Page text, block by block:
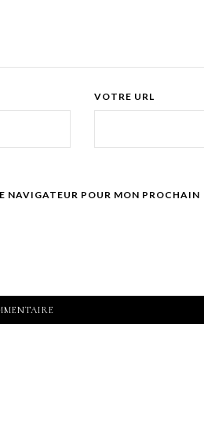
VOTRE URL
NAVIGATEUR POUR MON PROCHAIN